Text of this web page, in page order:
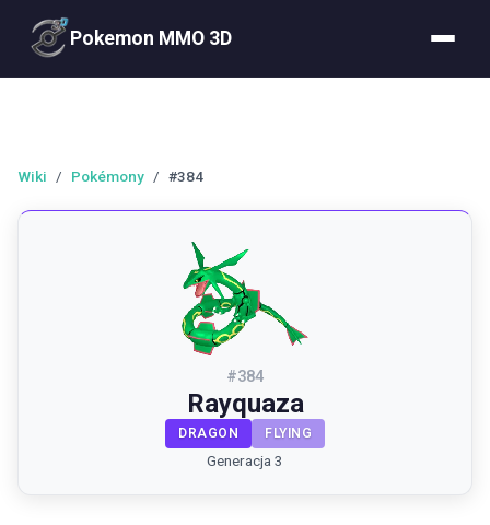
Pokemon MMO 3D
Wiki / Pokémony / #384
#384
Rayquaza
DRAGON FLYING
Generacja 3